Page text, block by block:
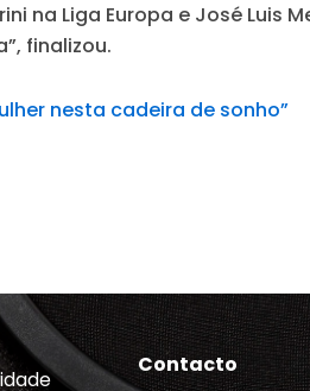
na Liga Europa e José Luis
finalizou.
nesta cadeira de sonho”
Contacto